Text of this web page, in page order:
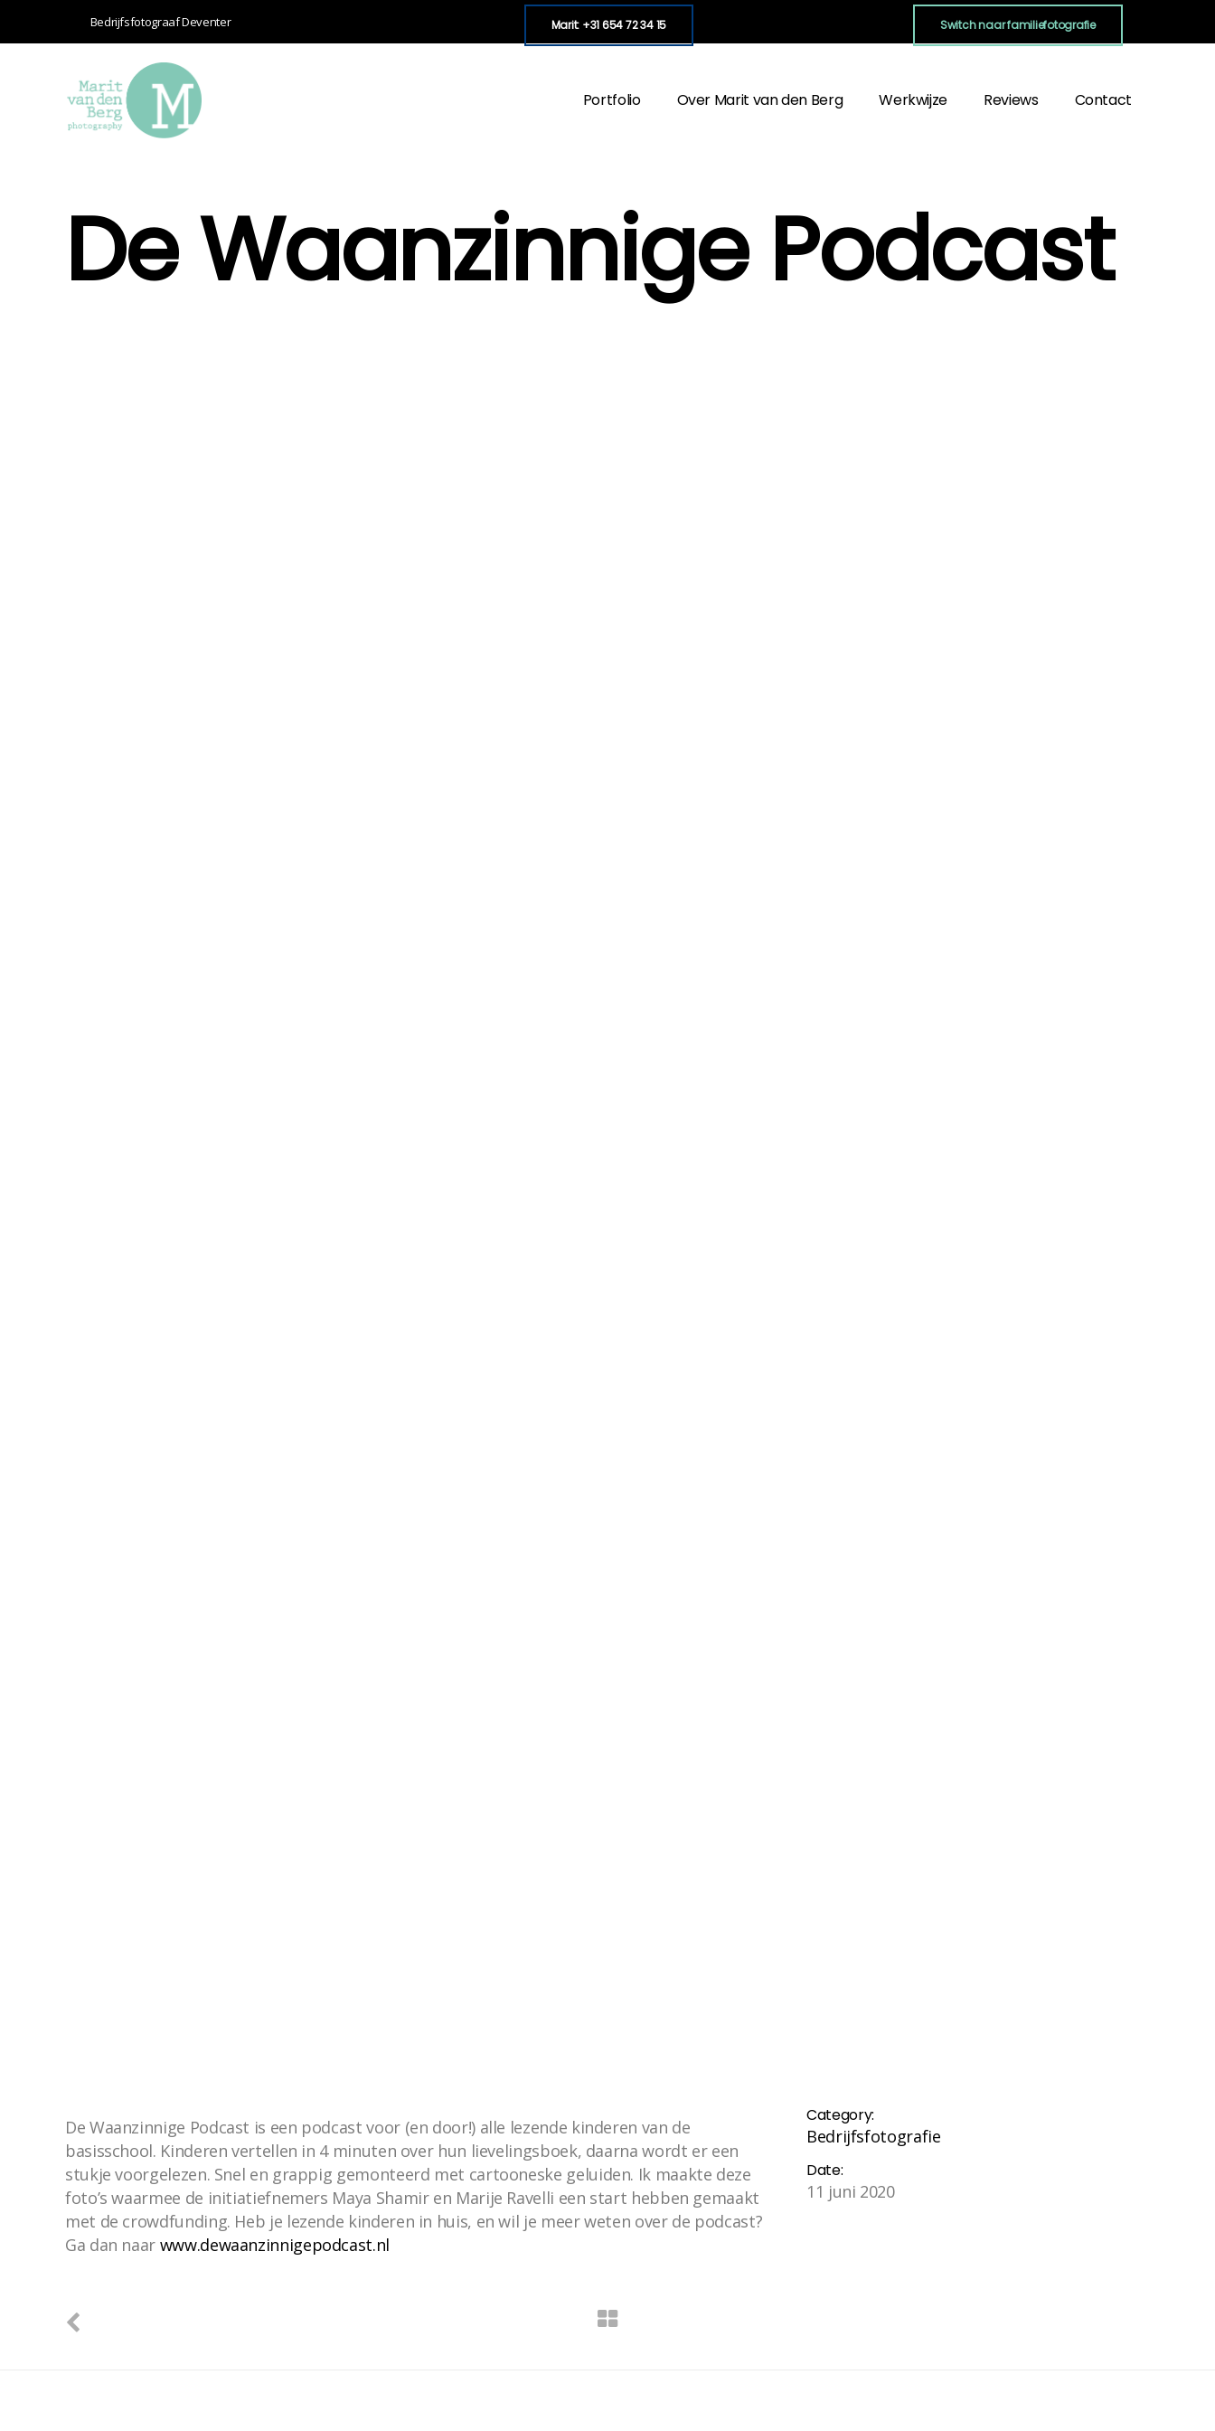
Bedrijfsfotograaf Deventer Marit: +31 654 72 34 15 Switch naar familiefotografie
Portfolio Over Marit van den Berg Werkwijze Reviews Contact
De Waanzinnige Podcast
De Waanzinnige Podcast is een podcast voor (en door!) alle lezende kinderen van de
basisschool. Kinderen vertellen in 4 minuten over hun lievelingsboek, daarna wordt er een
stukje voorgelezen. Snel en grappig gemonteerd met cartooneske geluiden. Ik maakte deze
foto’s waarmee de initiatiefnemers Maya Shamir en Marije Ravelli een start hebben gemaakt
met de crowdfunding. Heb je lezende kinderen in huis, en wil je meer weten over de podcast?
Ga dan naar www.dewaanzinnigepodcast.nl
Category:
Bedrijfsfotografie
Date:
11 juni 2020